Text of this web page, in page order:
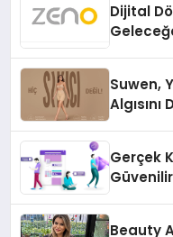
Dijital
Suwen,
Gerçek
Beauty